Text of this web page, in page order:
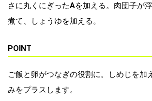
さに丸くにぎったAを加える。肉団子が
煮て、しょうゆを加える。
POINT
ご飯と卵がつなぎの役割に。しめじを加
みをプラスします。